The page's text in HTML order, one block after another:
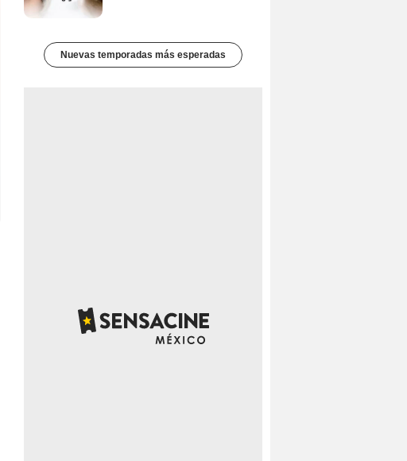
Nuevas temporadas más esperadas